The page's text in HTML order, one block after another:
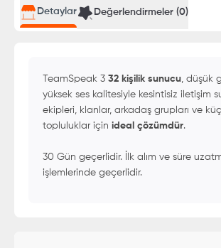
Detaylar Değerlendirmeler (0)
TeamSpeak 3 32 kişilik sunucu, düşük
yüksek ses kalitesiyle kesintisiz iletişim
ekipleri, klanlar, arkadaş grupları ve
topluluklar için ideal çözümdür.
30 Gün geçerlidir. İlk alım ve süre
işlemlerinde geçerlidir.